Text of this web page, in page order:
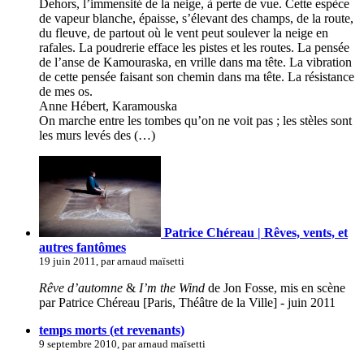
Dehors, l’immensité de la neige, à perte de vue. Cette espèce
de vapeur blanche, épaisse, s’élevant des champs, de la route,
du fleuve, de partout où le vent peut soulever la neige en
rafales. La poudrerie efface les pistes et les routes. La pensée
de l’anse de Kamouraska, en vrille dans ma tête. La vibration
de cette pensée faisant son chemin dans ma tête. La résistance
de mes os.
Anne Hébert, Karamouska
On marche entre les tombes qu’on ne voit pas ; les stèles sont
les murs levés des (…)
Patrice Chéreau | Rêves, vents, et
autres fantômes
19 juin 2011, par arnaud maïsetti
Rêve d’automne & I’m the Wind de Jon Fosse, mis en scène
par Patrice Chéreau [Paris, Théâtre de la Ville] - juin 2011
temps morts (et revenants)
9 septembre 2010, par arnaud maïsetti